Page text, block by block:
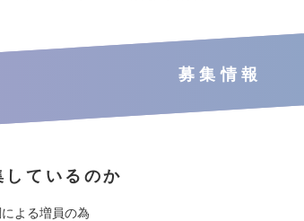
募集情報
しているのか
よる増員の為